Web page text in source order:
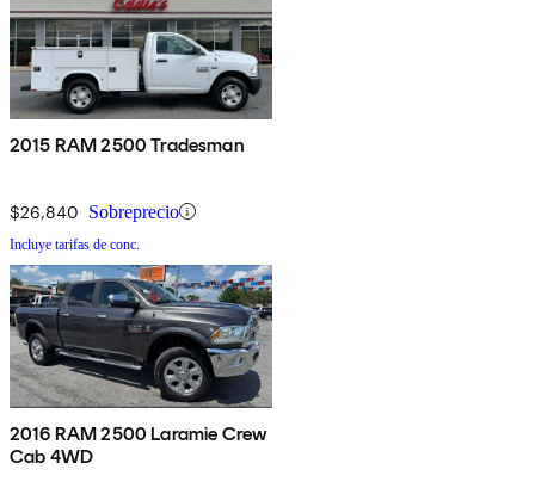
2015 RAM 2500 Tradesman
$26,840 Sobreprecio
Incluye tarifas de conc.
2016 RAM 2500 Laramie Crew
Cab 4WD